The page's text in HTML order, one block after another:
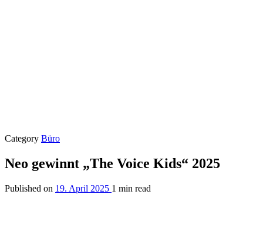
Category Büro
Neo gewinnt „The Voice Kids“ 2025
Published on 19. April 2025 1 min read